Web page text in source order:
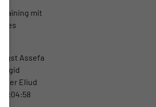
mit
des
Assefa
Eliud